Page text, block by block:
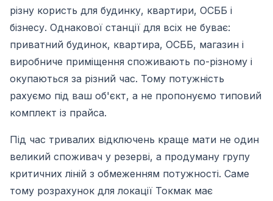
різну користь для будинку, квартири, ОСББ і
бізнесу. Однакової станції для всіх не буває:
приватний будинок, квартира, ОСББ, магазин і
виробниче приміщення споживають по-різному і
окупаються за різний час. Тому потужність
рахуємо під ваш об'єкт, а не пропонуємо типовий
комплект із прайса.
Під час тривалих відключень краще мати не один
великий споживач у резерві, а продуману групу
критичних ліній з обмеженням потужності. Саме
тому розрахунок для локації Токмак має